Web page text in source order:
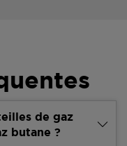
de gaz
butane ?